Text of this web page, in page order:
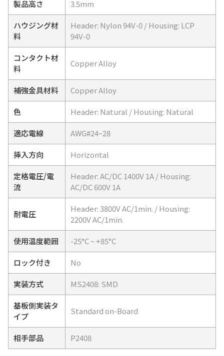
製品高さ 3.5mm
ハウジング材
料
Header: Nylon 94V-0 / Housing: LCP
94V-0
コンタクト材
料
Copper Alloy
補強金具材料 Copper Alloy
色 Header: Natural / Housing: Natural
適応電線 AWG#24~28
挿入方向 Horizontal
定格電圧/電
流
Header: AC/DC 1400V 1A / Housing:
AC/DC 600V 1A
耐電圧
Header: 3800V AC/1min. / Housing:
2200V AC/1min.
使用温度範囲 -25°C ~ +85°C
ロック付き No
実装方式 MS2408: SMD
基板側実装タ
イプ
Standard on-Board
相手部品 P2408